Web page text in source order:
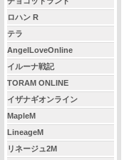
ロハン R
テラ
AngelLoveOnline
イルーナ戦記
TORAM ONLINE
イザナギオンライン
MapleM
LineageM
リネージュ2M